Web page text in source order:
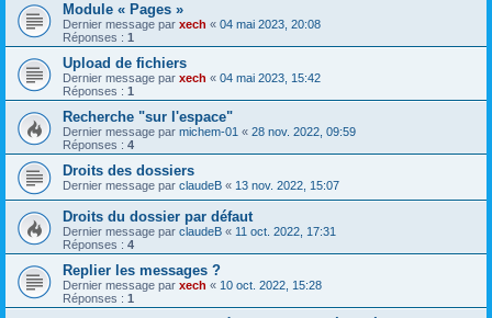
Module « Pages »
Dernier message par xech « 04 mai 2023, 20:08
Réponses : 1
Upload de fichiers
Dernier message par xech « 04 mai 2023, 15:42
Réponses : 1
Recherche "sur l'espace"
Dernier message par michem-01 « 28 nov. 2022, 09:59
Réponses : 4
Droits des dossiers
Dernier message par claudeB « 13 nov. 2022, 15:07
Droits du dossier par défaut
Dernier message par claudeB « 11 oct. 2022, 17:31
Réponses : 4
Replier les messages ?
Dernier message par xech « 10 oct. 2022, 15:28
Réponses : 1